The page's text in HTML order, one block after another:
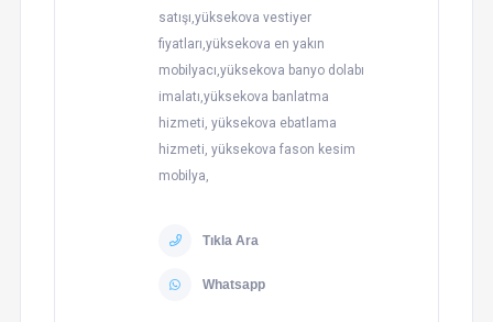
satışı,yüksekova vestiyer
fiyatları,yüksekova en yakın
mobilyacı,yüksekova banyo dolabı
imalatı,yüksekova banlatma
hizmeti, yüksekova ebatlama
hizmeti, yüksekova fason kesim
mobilya,
Tıkla Ara
Whatsapp